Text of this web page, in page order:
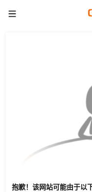
抱歉！该网站可能由于以